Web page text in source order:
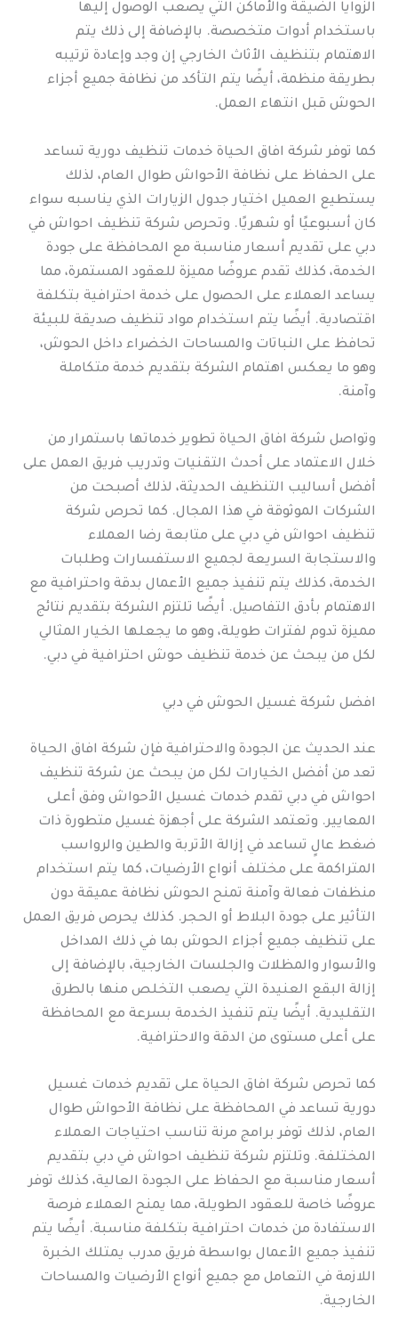
الزوايا الضيقة والأماكن التي يصعب الوصول إليها
باستخدام أدوات متخصصة. بالإضافة إلى ذلك يتم
الاهتمام بتنظيف الأثاث الخارجي إن وجد وإعادة ترتيبه
بطريقة منظمة، أيضًا يتم التأكد من نظافة جميع أجزاء
الحوش قبل انتهاء العمل.
كما توفر شركة افاق الحياة خدمات تنظيف دورية تساعد
على الحفاظ على نظافة الأحواش طوال العام، لذلك
يستطيع العميل اختيار جدول الزيارات الذي يناسبه سواء
كان أسبوعيًا أو شهريًا. وتحرص شركة تنظيف احواش في
دبي على تقديم أسعار مناسبة مع المحافظة على جودة
الخدمة، كذلك تقدم عروضًا مميزة للعقود المستمرة، مما
يساعد العملاء على الحصول على خدمة احترافية بتكلفة
اقتصادية. أيضًا يتم استخدام مواد تنظيف صديقة للبيئة
تحافظ على النباتات والمساحات الخضراء داخل الحوش،
وهو ما يعكس اهتمام الشركة بتقديم خدمة متكاملة
وآمنة.
وتواصل شركة افاق الحياة تطوير خدماتها باستمرار من
خلال الاعتماد على أحدث التقنيات وتدريب فريق العمل على
أفضل أساليب التنظيف الحديثة، لذلك أصبحت من
الشركات الموثوقة في هذا المجال. كما تحرص شركة
تنظيف احواش في دبي على متابعة رضا العملاء
والاستجابة السريعة لجميع الاستفسارات وطلبات
الخدمة، كذلك يتم تنفيذ جميع الأعمال بدقة واحترافية مع
الاهتمام بأدق التفاصيل. أيضًا تلتزم الشركة بتقديم نتائج
مميزة تدوم لفترات طويلة، وهو ما يجعلها الخيار المثالي
لكل من يبحث عن خدمة تنظيف حوش احترافية في دبي.
افضل شركة غسيل الحوش في دبي
عند الحديث عن الجودة والاحترافية فإن شركة افاق الحياة
تعد من أفضل الخيارات لكل من يبحث عن شركة تنظيف
احواش في دبي تقدم خدمات غسيل الأحواش وفق أعلى
المعايير. وتعتمد الشركة على أجهزة غسيل متطورة ذات
ضغط عالٍ تساعد في إزالة الأتربة والطين والرواسب
المتراكمة على مختلف أنواع الأرضيات، كما يتم استخدام
منظفات فعالة وآمنة تمنح الحوش نظافة عميقة دون
التأثير على جودة البلاط أو الحجر. كذلك يحرص فريق العمل
على تنظيف جميع أجزاء الحوش بما في ذلك المداخل
والأسوار والمظلات والجلسات الخارجية، بالإضافة إلى
إزالة البقع العنيدة التي يصعب التخلص منها بالطرق
التقليدية. أيضًا يتم تنفيذ الخدمة بسرعة مع المحافظة
على أعلى مستوى من الدقة والاحترافية.
كما تحرص شركة افاق الحياة على تقديم خدمات غسيل
دورية تساعد في المحافظة على نظافة الأحواش طوال
العام، لذلك توفر برامج مرنة تناسب احتياجات العملاء
المختلفة. وتلتزم شركة تنظيف احواش في دبي بتقديم
أسعار مناسبة مع الحفاظ على الجودة العالية، كذلك توفر
عروضًا خاصة للعقود الطويلة، مما يمنح العملاء فرصة
الاستفادة من خدمات احترافية بتكلفة مناسبة. أيضًا يتم
تنفيذ جميع الأعمال بواسطة فريق مدرب يمتلك الخبرة
اللازمة في التعامل مع جميع أنواع الأرضيات والمساحات
الخارجية.